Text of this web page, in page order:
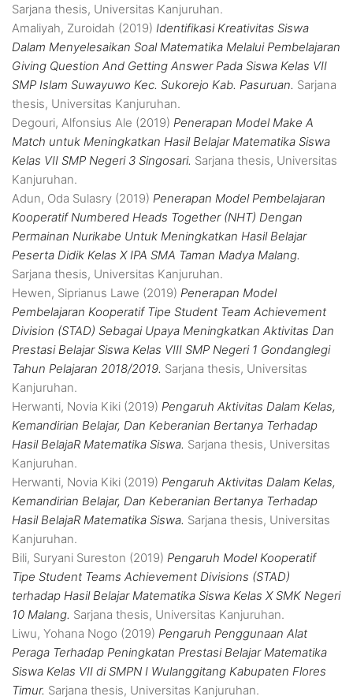
Sarjana thesis, Universitas Kanjuruhan.
Amaliyah, Zuroidah (2019) Identifikasi Kreativitas Siswa
Dalam Menyelesaikan Soal Matematika Melalui Pembelajaran
Giving Question And Getting Answer Pada Siswa Kelas VII
SMP Islam Suwayuwo Kec. Sukorejo Kab. Pasuruan. Sarjana
thesis, Universitas Kanjuruhan.
Degouri, Alfonsius Ale (2019) Penerapan Model Make A
Match untuk Meningkatkan Hasil Belajar Matematika Siswa
Kelas VII SMP Negeri 3 Singosari. Sarjana thesis, Universitas
Kanjuruhan.
Adun, Oda Sulasry (2019) Penerapan Model Pembelajaran
Kooperatif Numbered Heads Together (NHT) Dengan
Permainan Nurikabe Untuk Meningkatkan Hasil Belajar
Peserta Didik Kelas X IPA SMA Taman Madya Malang.
Sarjana thesis, Universitas Kanjuruhan.
Hewen, Siprianus Lawe (2019) Penerapan Model
Pembelajaran Kooperatif Tipe Student Team Achievement
Division (STAD) Sebagai Upaya Meningkatkan Aktivitas Dan
Prestasi Belajar Siswa Kelas VIII SMP Negeri 1 Gondanglegi
Tahun Pelajaran 2018/2019. Sarjana thesis, Universitas
Kanjuruhan.
Herwanti, Novia Kiki (2019) Pengaruh Aktivitas Dalam Kelas,
Kemandirian Belajar, Dan Keberanian Bertanya Terhadap
Hasil BelajaR Matematika Siswa. Sarjana thesis, Universitas
Kanjuruhan.
Herwanti, Novia Kiki (2019) Pengaruh Aktivitas Dalam Kelas,
Kemandirian Belajar, Dan Keberanian Bertanya Terhadap
Hasil BelajaR Matematika Siswa. Sarjana thesis, Universitas
Kanjuruhan.
Bili, Suryani Sureston (2019) Pengaruh Model Kooperatif
Tipe Student Teams Achievement Divisions (STAD)
terhadap Hasil Belajar Matematika Siswa Kelas X SMK Negeri
10 Malang. Sarjana thesis, Universitas Kanjuruhan.
Liwu, Yohana Nogo (2019) Pengaruh Penggunaan Alat
Peraga Terhadap Peningkatan Prestasi Belajar Matematika
Siswa Kelas VII di SMPN I Wulanggitang Kabupaten Flores
Timur. Sarjana thesis, Universitas Kanjuruhan.